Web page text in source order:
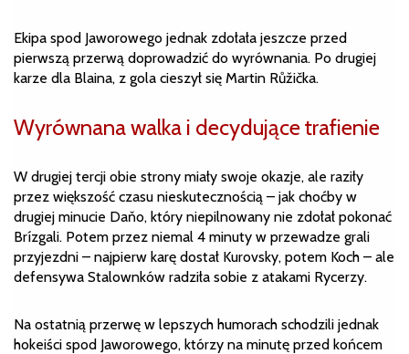
Ekipa spod Jaworowego jednak zdołała jeszcze przed
pierwszą przerwą doprowadzić do wyrównania. Po drugiej
karze dla Blaina, z gola cieszył się Martin Růžička.
Wyrównana walka i decydujące trafienie
W drugiej tercji obie strony miały swoje okazje, ale raziły
przez większość czasu nieskutecznością – jak choćby w
drugiej minucie Daňo, który niepilnowany nie zdołał pokonać
Brízgali. Potem przez niemal 4 minuty w przewadze grali
przyjezdni – najpierw karę dostał Kurovsky, potem Koch – ale
defensywa Stalownków radziła sobie z atakami Rycerzy.
Na ostatnią przerwę w lepszych humorach schodzili jednak
hokeiści spod Jaworowego, którzy na minutę przed końcem